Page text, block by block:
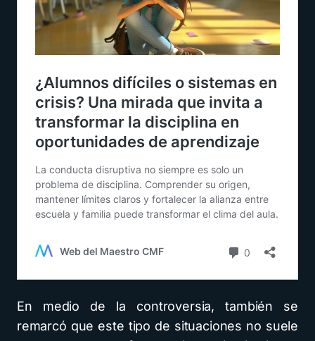
En medio de la controversia, también se
remarcó que este tipo de situaciones no suele